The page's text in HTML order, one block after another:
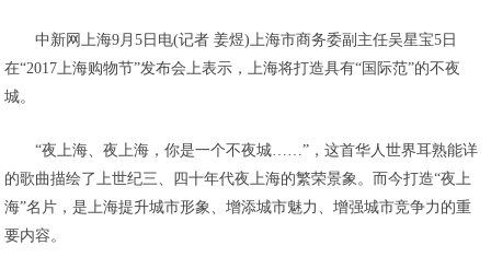
中新网上海9月5日电(记者 姜煜)上海市商务委副主任吴星宝5日
在“2017上海购物节”发布会上表示，上海将打造具有“国际范”的不夜
城。
“夜上海、夜上海，你是一个不夜城……”，这首华人世界耳熟能详
的歌曲描绘了上世纪三、四十年代夜上海的繁荣景象。而今打造“夜上
海”名片，是上海提升城市形象、增添城市魅力、增强城市竞争力的重
要内容。